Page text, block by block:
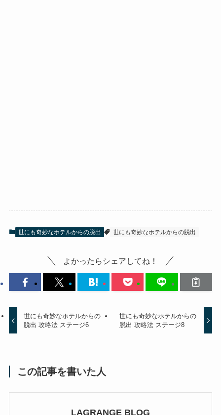
世にも奇妙なホテルからの脱出 世にも奇妙なホテルからの脱出
よかったらシェアしてね！
世にも奇妙なホテルからの
脱出 攻略法 ステージ6
世にも奇妙なホテルからの
脱出 攻略法 ステージ8
この記事を書いた人
LAGRANGE BLOG